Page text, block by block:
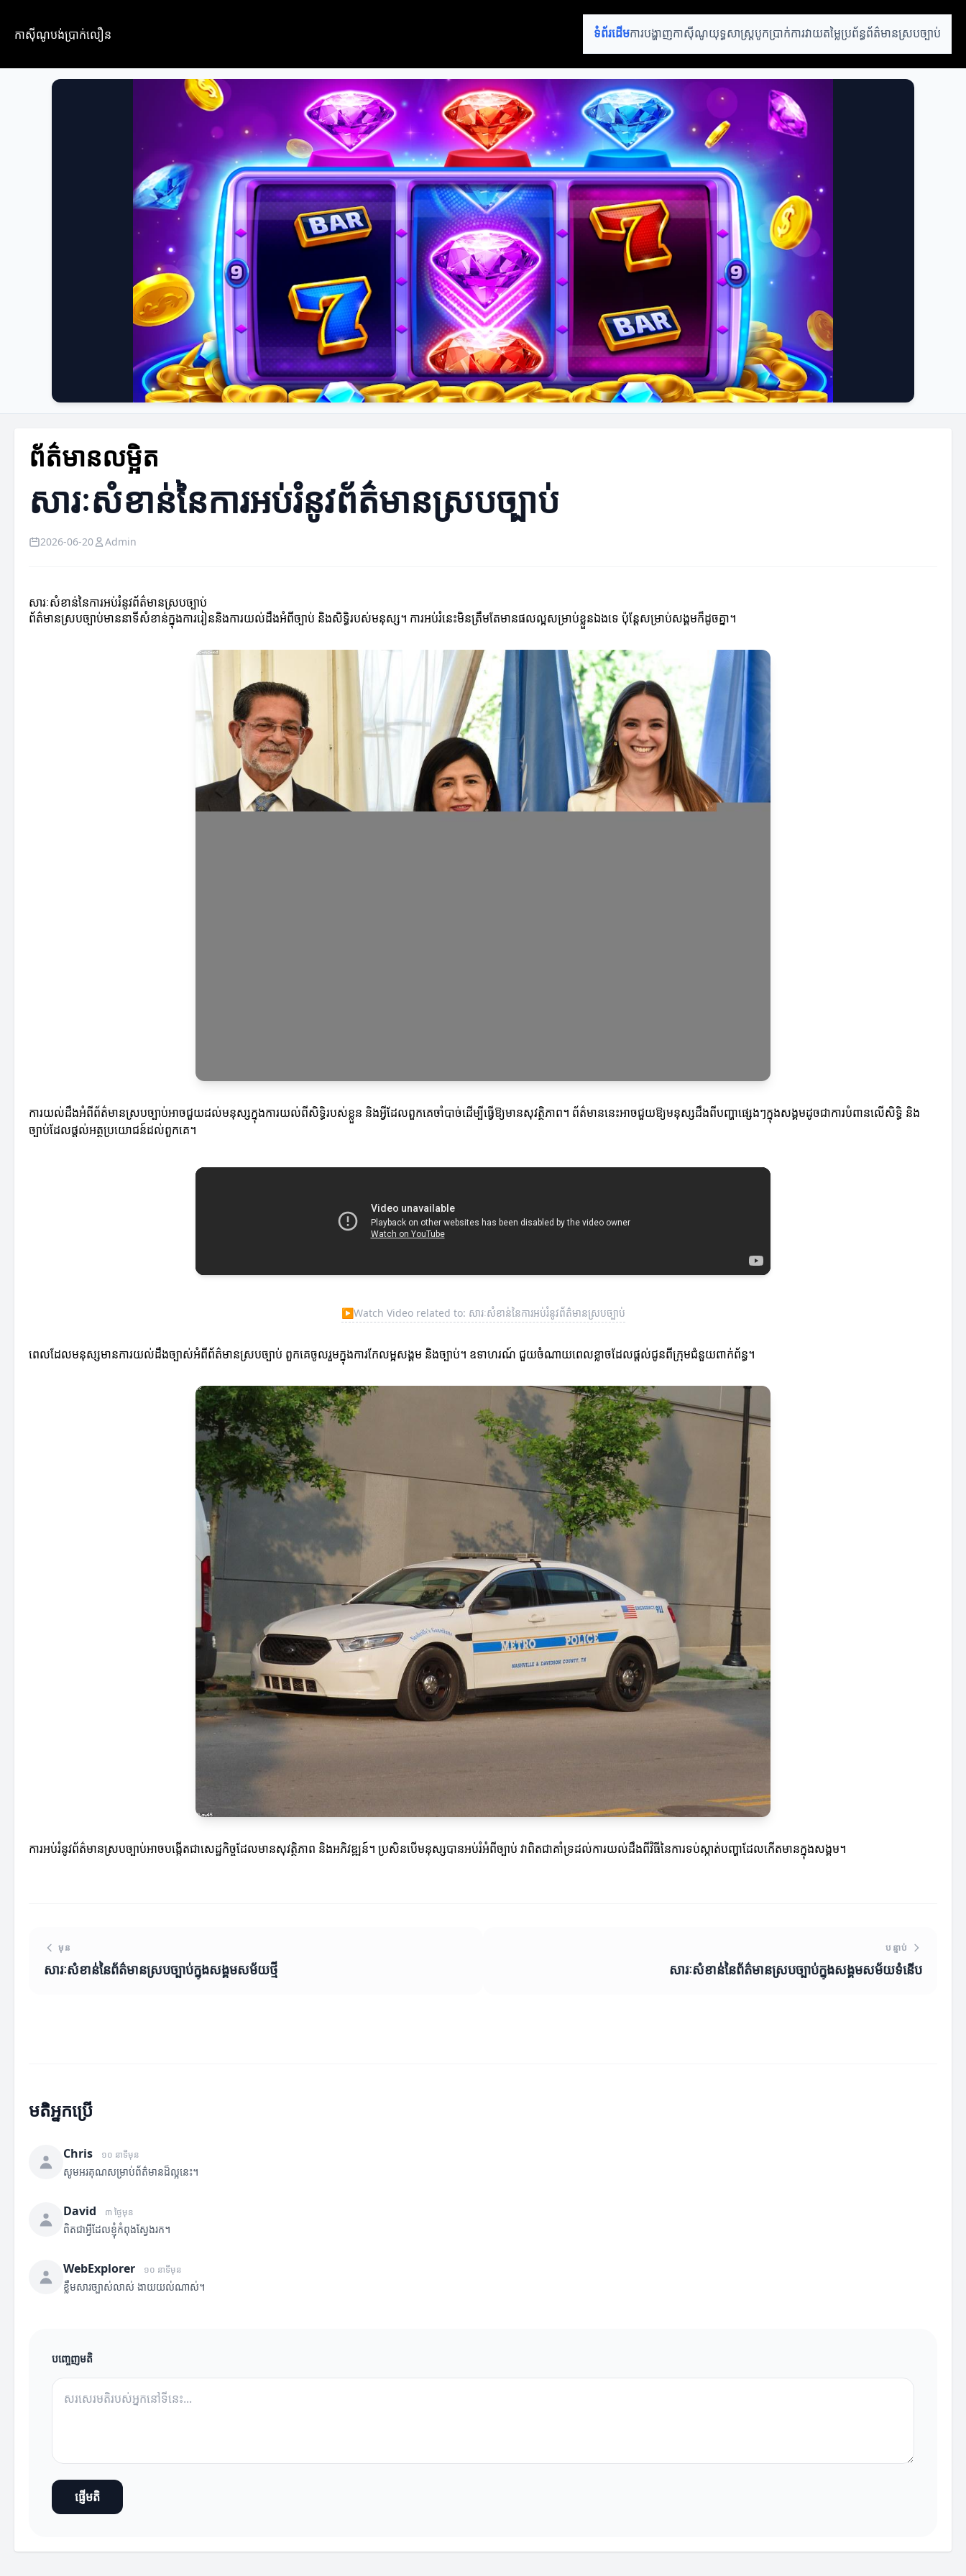
កាស៊ីណូបង់ប្រាក់លឿន ទំព័រដើមការបង្ហាញកាស៊ីណូយុទ្ធសាស្ត្របូកប្រាក់ការវាយតម្លៃប្រព័ន្ធព័ត៌មានស្របច្បាប់
ព័ត៌មានលម្អិត
សារៈសំខាន់នៃការអប់រំនូវព័ត៌មានស្របច្បាប់
2026-06-20 Admin
សារៈសំខាន់នៃការអប់រំនូវព័ត៌មានស្របច្បាប់
ព័ត៌មានស្របច្បាប់មាននាទីសំខាន់ក្នុងការរៀននិងការយល់ដឹងអំពីច្បាប់ និងសិទ្ធិរបស់មនុស្ស។ ការអប់រំនេះមិនត្រឹមតែមានផលល្អសម្រាប់ខ្លួនឯងទេ ប៉ុន្តែសម្រាប់សង្គមក៏ដូចគ្នា។
ការយល់ដឹងអំពីព័ត៌មានស្របច្បាប់អាចជួយដល់មនុស្សក្នុងការយល់ពីសិទ្ធិរបស់ខ្លួន និងអ្វីដែលពួកគេចាំបាច់ដើម្បីធ្វើឱ្យមានសុវត្ថិភាព។ ព័ត៌មាននេះអាចជួយឱ្យមនុស្សដឹងពីបញ្ហាផ្សេងៗក្នុងសង្គមដូចជាការបំពានលើសិទ្ធិ និង
ច្បាប់ដែលផ្តល់អត្ថប្រយោជន៍ដល់ពួកគេ។
▶Watch Video related to: សារៈសំខាន់នៃការអប់រំនូវព័ត៌មានស្របច្បាប់
ពេលដែលមនុស្សមានការយល់ដឹងច្បាស់អំពីព័ត៌មានស្របច្បាប់ ពួកគេចូលរួមក្នុងការកែលម្អសង្គម និងច្បាប់។ ឧទាហរណ៍ ជួយចំណាយពេលខ្លាចដែលផ្តល់ជូនពីក្រុមជំនួយពាក់ព័ន្ធ។
ការអប់រំនូវព័ត៌មានស្របច្បាប់អាចបង្កើតជាសេដ្ឋកិច្ចដែលមានសុវត្ថិភាព និងអភិវឌ្ឍន៍។ ប្រសិនបើមនុស្សបានអប់រំអំពីច្បាប់ វាពិតជាគាំទ្រដល់ការយល់ដឹងពីវិធីនៃការទប់ស្កាត់បញ្ហាដែលកើតមានក្នុងសង្គម។
មុន
សារៈសំខាន់នៃព័ត៌មានស្របច្បាប់ក្នុងសង្គមសម័យថ្មី
បន្ទាប់
សារៈសំខាន់នៃព័ត៌មានស្របច្បាប់ក្នុងសង្គមសម័យទំនើប
មតិអ្នកប្រើ
Chris ១០ នាទីមុន
សូមអរគុណសម្រាប់ព័ត៌មានដ៏ល្អនេះ។
David ៣ ថ្ងៃមុន
ពិតជាអ្វីដែលខ្ញុំកំពុងស្វែងរក។
WebExplorer ១០ នាទីមុន
ខ្លឹមសារច្បាស់លាស់ ងាយយល់ណាស់។
បញ្ចេញមតិ
ផ្ញើមតិ